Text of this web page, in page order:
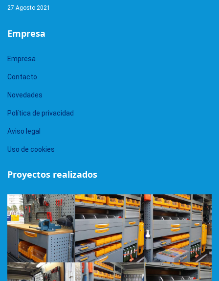
27 Agosto 2021
Empresa
Empresa
Contacto
Novedades
Política de privacidad
Aviso legal
Uso de cookies
Proyectos realizados